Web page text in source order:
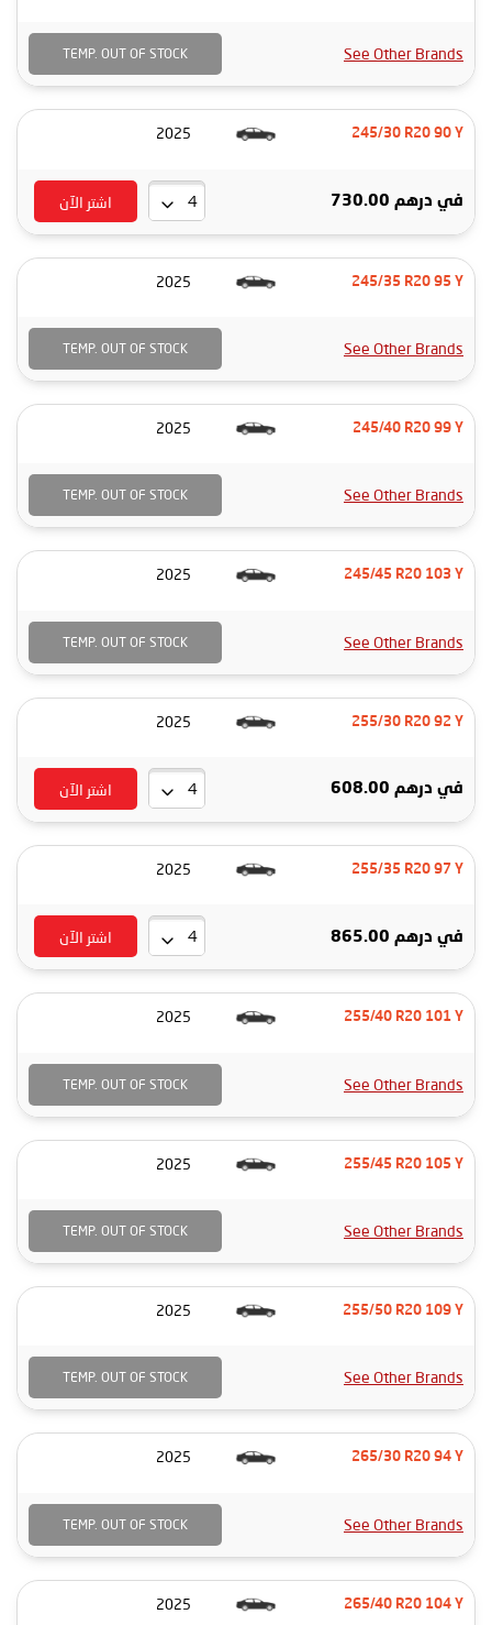
See Other Brands
TEMP. OUT OF STOCK
245/30 R20 90 Y
2025
في درهم 730.00 اشتر الآن
245/35 R20 95 Y
2025
See Other Brands
TEMP. OUT OF STOCK
245/40 R20 99 Y
2025
See Other Brands
TEMP. OUT OF STOCK
245/45 R20 103 Y
2025
See Other Brands
TEMP. OUT OF STOCK
255/30 R20 92 Y
2025
في درهم 608.00 اشتر الآن
255/35 R20 97 Y
2025
في درهم 865.00 اشتر الآن
255/40 R20 101 Y
2025
See Other Brands
TEMP. OUT OF STOCK
255/45 R20 105 Y
2025
See Other Brands
TEMP. OUT OF STOCK
255/50 R20 109 Y
2025
See Other Brands
TEMP. OUT OF STOCK
265/30 R20 94 Y
2025
See Other Brands
TEMP. OUT OF STOCK
265/40 R20 104 Y
2025